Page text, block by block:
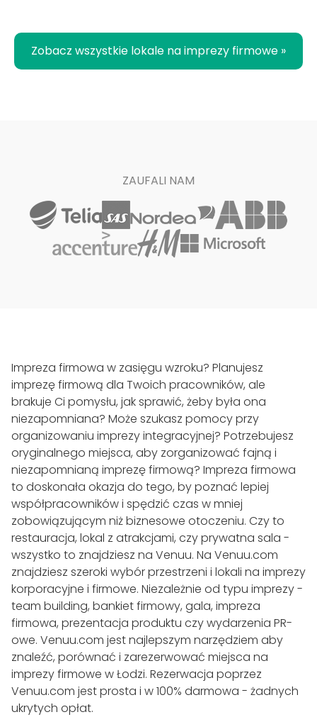
Zobacz wszystkie lokale na imprezy firmowe »
ZAUFALI NAM
Impreza firmowa w zasięgu wzroku? Planujesz
imprezę firmową dla Twoich pracowników, ale
brakuje Ci pomysłu, jak sprawić, żeby była ona
niezapomniana? Może szukasz pomocy przy
organizowaniu imprezy integracyjnej? Potrzebujesz
oryginalnego miejsca, aby zorganizować fajną i
niezapomnianą imprezę firmową? Impreza firmowa
to doskonała okazja do tego, by poznać lepiej
współpracowników i spędzić czas w mniej
zobowiązującym niż biznesowe otoczeniu. Czy to
restauracja, lokal z atrakcjami, czy prywatna sala -
wszystko to znajdziesz na Venuu. Na Venuu.com
znajdziesz szeroki wybór przestrzeni i lokali na imprezy
korporacyjne i firmowe. Niezależnie od typu imprezy -
team building, bankiet firmowy, gala, impreza
firmowa, prezentacja produktu czy wydarzenia PR-
owe. Venuu.com jest najlepszym narzędziem aby
znaleźć, porównać i zarezerwować miejsca na
imprezy firmowe w Łodzi. Rezerwacja poprzez
Venuu.com jest prosta i w 100% darmowa - żadnych
ukrytych opłat.